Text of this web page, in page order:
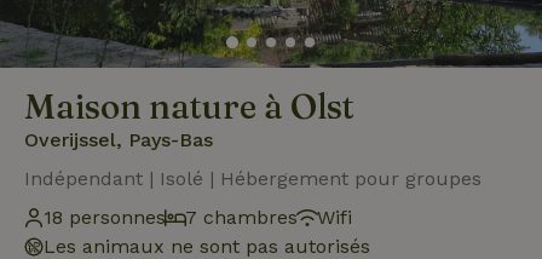
Maison nature à Olst
Overijssel, Pays-Bas
Indépendant | Isolé | Hébergement pour groupes
18 personnes
7 chambres
Wifi
Les animaux ne sont pas autorisés